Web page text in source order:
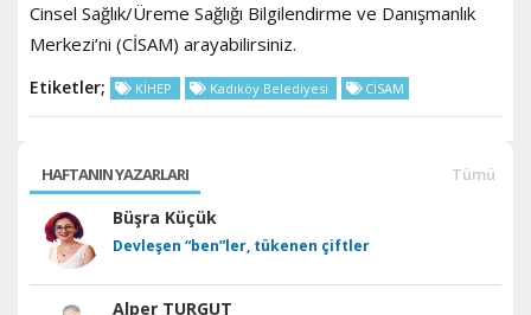
Cinsel Sağlık/Üreme Sağlığı Bilgilendirme ve Danışmanlık
Merkezi’ni (CİSAM) arayabilirsiniz.
Etiketler; KİHEP Kadıköy Belediyesi CİSAM
HAFTANIN YAZARLARI Tümü
Büşra Küçük
Devleşen “ben”ler, tükenen çiftler
Alper TURGUT